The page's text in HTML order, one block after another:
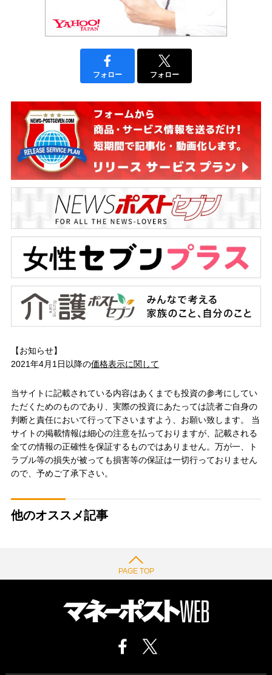
フォロー フォロー
【お知らせ】
2021年4月1日以降の価格表示に関して
当サイトに記載されている内容はあくまでも投資の参考にしてい
ただくためのものであり、実際の投資にあたっては読者ご自身の
判断と責任において行って下さいますよう、お願い致します。 当
サイトの掲載情報は細心の注意を払っておりますが、記載される
全ての情報の正確性を保証するものではありません。万が一、ト
ラブル等の損失が被っても損害等の保証は一切行っておりません
ので、予めご了承下さい。
他のオススメ記事
PAGE TOP